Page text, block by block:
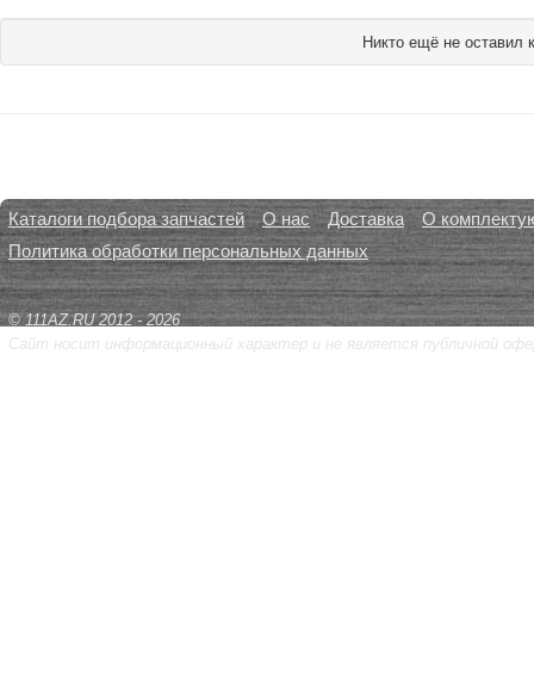
Никто ещё не оставил
Каталоги подбора запчастей О нас Доставка
О
Политика обработки персональных данных
© 111AZ.RU 2012 - 2026
Сайт носит информационный характер и не является публичной